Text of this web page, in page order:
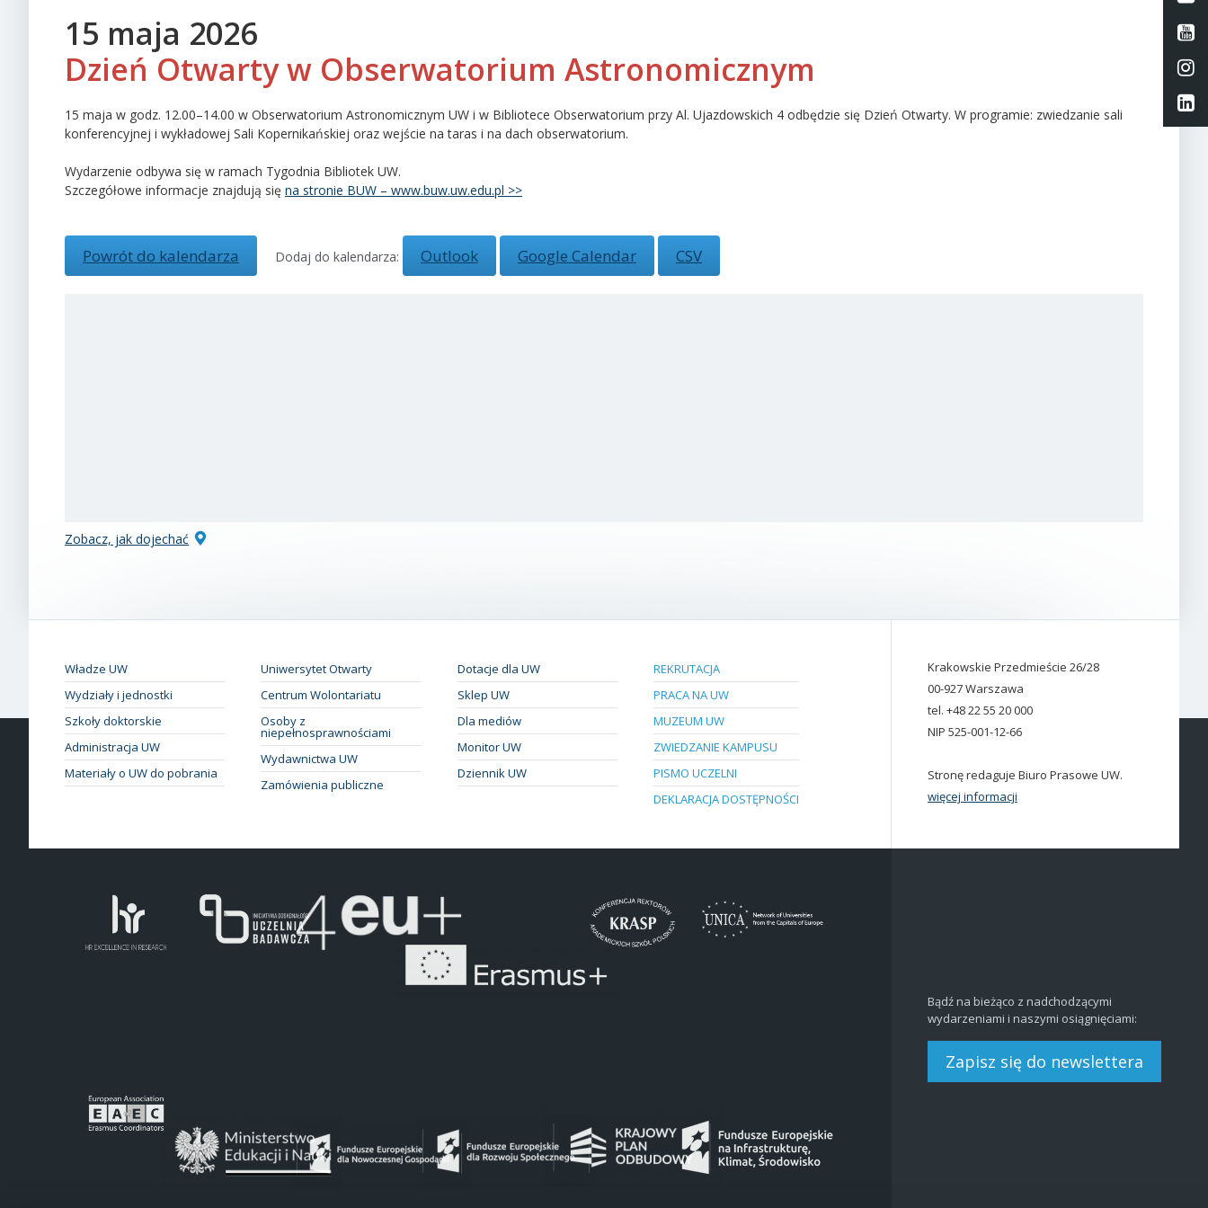
15 maja 2026
Dzień Otwarty w Obserwatorium Astronomicznym
15 maja w godz. 12.00–14.00 w Obserwatorium Astronomicznym UW i w Bibliotece Obserwatorium przy Al. Ujazdowskich 4 odbędzie się Dzień Otwarty. W programie: zwiedzanie sali
konferencyjnej i wykładowej Sali Kopernikańskiej oraz wejście na taras i na dach obserwatorium.
Wydarzenie odbywa się w ramach Tygodnia Bibliotek UW.
Szczegółowe informacje znajdują się na stronie BUW – www.buw.uw.edu.pl >>
Powrót do kalendarza Dodaj do kalendarza: Outlook Google Calendar CSV
Zobacz, jak dojechać
Władze UW
Wydziały i jednostki
Szkoły doktorskie
Administracja UW
Materiały o UW do pobrania
Uniwersytet Otwarty
Centrum Wolontariatu
Osoby z
niepełnosprawnościami
Wydawnictwa UW
Zamówienia publiczne
Dotacje dla UW
Sklep UW
Dla mediów
Monitor UW
Dziennik UW
REKRUTACJA
PRACA NA UW
MUZEUM UW
ZWIEDZANIE KAMPUSU
PISMO UCZELNI
DEKLARACJA DOSTĘPNOŚCI
Krakowskie Przedmieście 26/28
00-927 Warszawa
tel. +48 22 55 20 000
NIP 525-001-12-66
Stronę redaguje Biuro Prasowe UW.
więcej informacji
Bądź na bieżąco z nadchodzącymi
wydarzeniami i naszymi osiągnięciami:
Zapisz się do newslettera